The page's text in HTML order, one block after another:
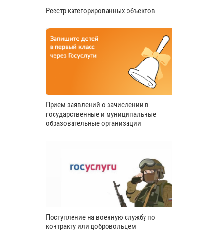
Реестр категорированных объектов
Прием заявлений о зачислении в
государственные и муниципальные
образовательные организации
Поступление на военную службу по
контракту или добровольцем